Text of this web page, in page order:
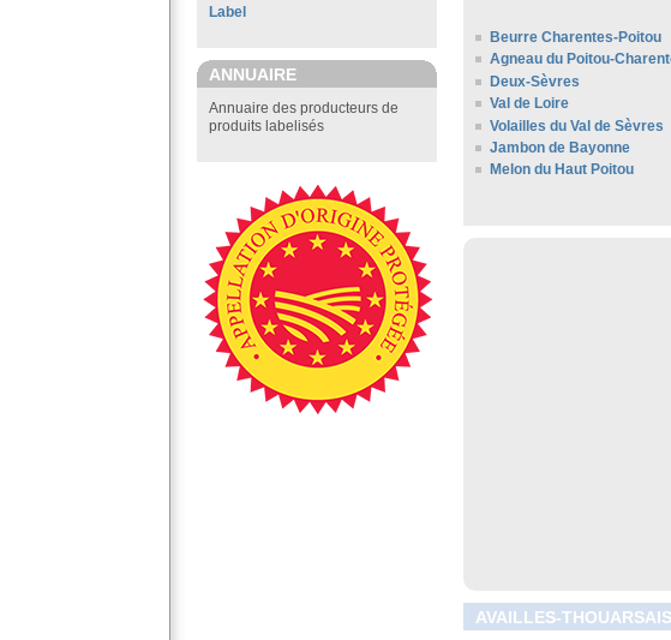
Label
ANNUAIRE
Annuaire des producteurs de
produits labelisés
Beurre Charentes-Poitou
Agneau du Poitou-
Deux-Sèvres
Val de Loire
Volailles du Val de Sèvres
Jambon de Bayonne
Melon du Haut Poitou
AVAILLES-